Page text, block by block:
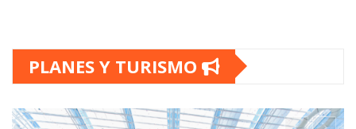
PLANES Y TURISMO